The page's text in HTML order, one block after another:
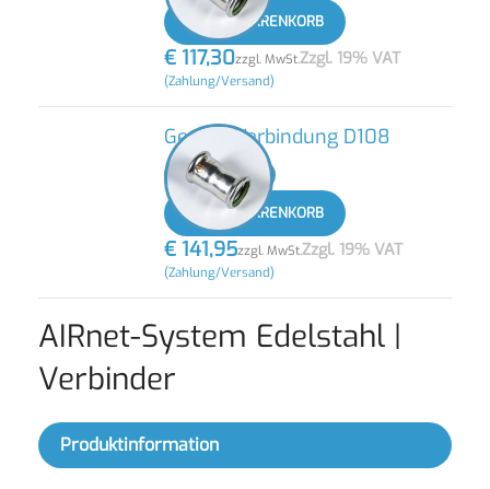
IN DEN WARENKORB
€ 117,30zzgl. MwSt.Zzgl. 19% VAT
(Zahlung/Versand)
Gerade Verbindung D108
+
IN DEN WARENKORB
€ 141,95zzgl. MwSt.Zzgl. 19% VAT
(Zahlung/Versand)
AIRnet-System Edelstahl |
Verbinder
Produktinformation